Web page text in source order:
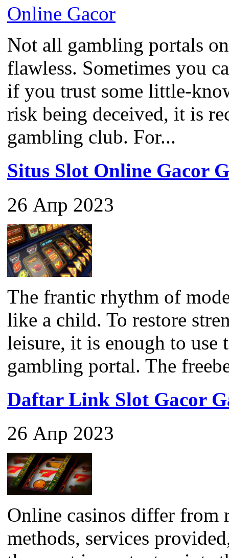
Not all gambling portals
flawless. Sometimes you
if you trust some little-
risk being deceived, it is
gambling club. For...
Situs Slot Online Gacor
26 Апр 2023
The frantic rhythm of
like a child. To restore
leisure, it is enough to use
gambling portal. The
Daftar Link Slot Gacor
26 Апр 2023
Online casinos differ from
methods, services